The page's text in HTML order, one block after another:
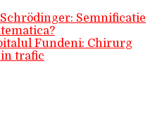
Semnificatie
Fundeni: Chirurg
trafic